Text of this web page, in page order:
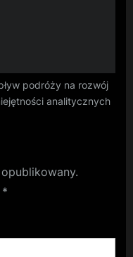
podróży na rozwój
analitycznych
*